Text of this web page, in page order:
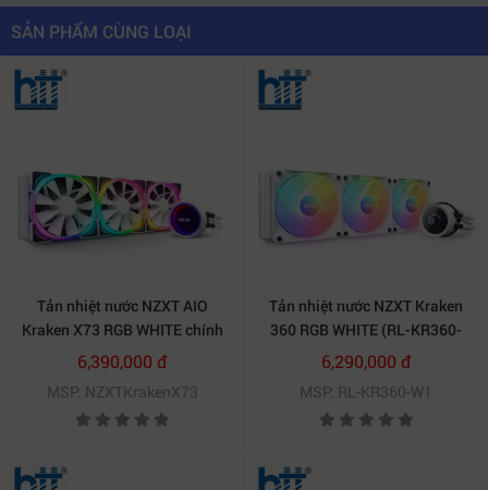
Phần mềm CAM tùy chỉnh dễ dàng
Bạn có thể dễ dàng thiết lập giao diện thân thiện với
mình qua phần mềm CAM. Giờ đây, các giao diện bên
ngoài có thể tùy chỉnh ánh sáng phù hợp dựa trên các
SẢN PHẨM CÙNG LOẠI
Tản nhiệt nước NZXT AIO
Kraken X73 RGB WHITE chính
hãng
6,390,000 đ
MSP: NZXTKrakenX73
Tản nhiệt nước NZXT Kraken
360 RGB WHITE (RL-KR360-
W1)
6,290,000 đ
MSP: RL-KR360-W1